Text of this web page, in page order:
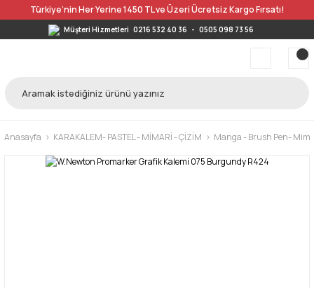
Türkiye’nin Her Yerine 1450 TL ve Üzeri Ücretsiz Kargo Fırsatı!
Müşteri Hizmetleri 0216 532 40 36 - 0505 098 73 56
Anasayfa KARAKALEM- PASTEL - MİMARİ - ÇİZİM Manga - Brush Pen-